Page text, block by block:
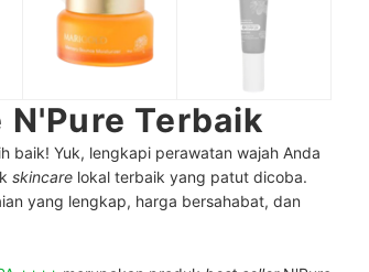
Terbaik
baik! Yuk, lengkapi perawatan wajah Anda
skincare lokal terbaik yang patut dicoba.
yang lengkap, harga bersahabat, dan